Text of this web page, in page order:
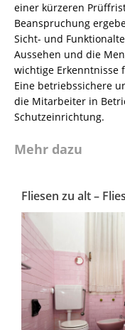
einer kürzeren
Beanspruchung
Sicht- und
Aussehen und die
wichtige Erkenntnisse
Eine betriebssichere
die Mitarbeiter in
Schutzeinrichtung.
Mehr dazu
Fliesen zu alt –